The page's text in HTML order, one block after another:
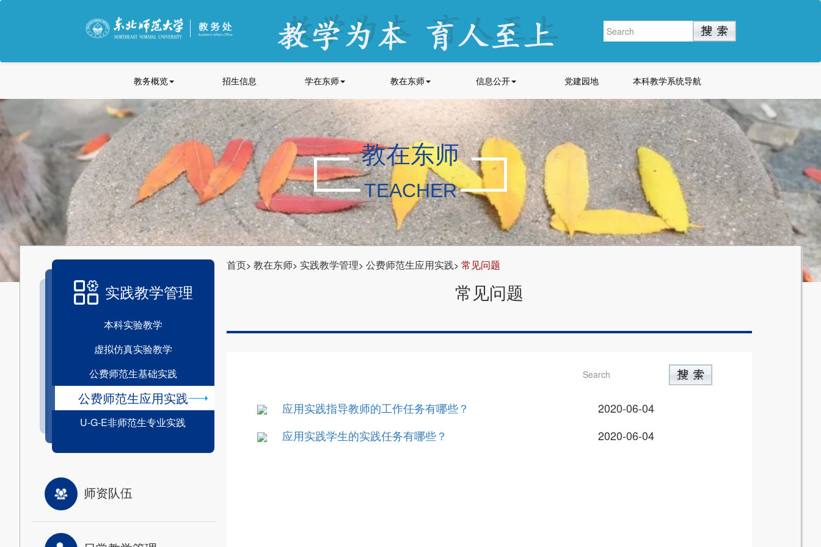
教务概览 招生信息 学在东师 教在东师 信息公开 党建园地 本科教学系统导航
教在东师
TEACHER
实践教学管理
本科实验教学
虚拟仿真实验教学
公费师范生基础实践
公费师范生应用实践
U-G-E非师范生专业实践
师资队伍
常见问题
首页> 教在东师> 实践教学管理> 公费师范生应用实践> 常见问题
应用实践指导教师的工作任务有哪些？
2020-06-04
应用实践学生的实践任务有哪些？
2020-06-04